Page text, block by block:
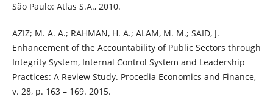
São Paulo: Atlas S.A., 2010.
AZIZ; M. A. A.; RAHMAN, H. A.; ALAM, M. M.; SAID, J.
Enhancement of the Accountability of Public Sectors through
Integrity System, Internal Control System and Leadership
Practices: A Review Study. Procedia Economics and Finance,
v. 28, p. 163 – 169. 2015.